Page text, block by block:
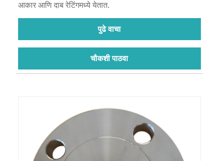
आकार आणि दाब रेटिंगमध्ये येतात.
पुढे वाचा
चौकशी पाठवा